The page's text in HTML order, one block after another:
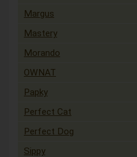
Margus
Mastery
Morando
OWNAT
Papky
Perfect Cat
Perfect Dog
Sippy